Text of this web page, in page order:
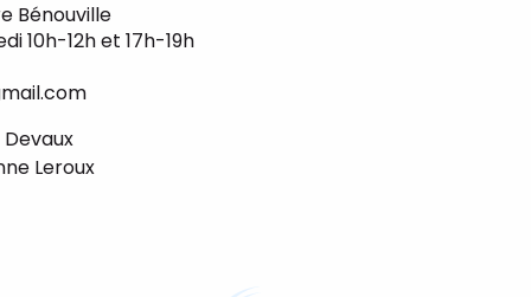
Bénouville
10h-12h et 17h-19h
Leroux